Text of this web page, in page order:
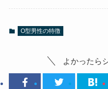
O型男性の特徴
よかったら